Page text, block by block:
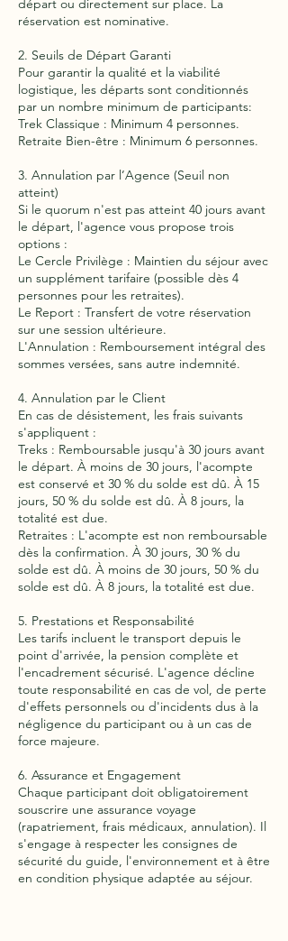
départ ou directement sur place. La
réservation est nominative.
2. Seuils de Départ Garanti
Pour garantir la qualité et la viabilité
logistique, les départs sont conditionnés
par un nombre minimum de participants:
Trek Classique : Minimum 4 personnes.
Retraite Bien-être : Minimum 6 personnes.
3. Annulation par l’Agence (Seuil non
atteint)
Si le quorum n'est pas atteint 40 jours avant
le départ, l'agence vous propose trois
options :
Le Cercle Privilège : Maintien du séjour avec
un supplément tarifaire (possible dès 4
personnes pour les retraites).
Le Report : Transfert de votre réservation
sur une session ultérieure.
L'Annulation : Remboursement intégral des
sommes versées, sans autre indemnité.
4. Annulation par le Client
En cas de désistement, les frais suivants
s'appliquent :
Treks : Remboursable jusqu'à 30 jours avant
le départ. À moins de 30 jours, l'acompte
est conservé et 30 % du solde est dû. À 15
jours, 50 % du solde est dû. À 8 jours, la
totalité est due.
Retraites : L'acompte est non remboursable
dès la confirmation. À 30 jours, 30 % du
solde est dû. À moins de 30 jours, 50 % du
solde est dû. À 8 jours, la totalité est due.
5. Prestations et Responsabilité
Les tarifs incluent le transport depuis le
point d'arrivée, la pension complète et
l'encadrement sécurisé. L'agence décline
toute responsabilité en cas de vol, de perte
d'effets personnels ou d'incidents dus à la
négligence du participant ou à un cas de
force majeure.
6. Assurance et Engagement
Chaque participant doit obligatoirement
souscrire une assurance voyage
(rapatriement, frais médicaux, annulation). Il
s'engage à respecter les consignes de
sécurité du guide, l'environnement et à être
en condition physique adaptée au séjour.